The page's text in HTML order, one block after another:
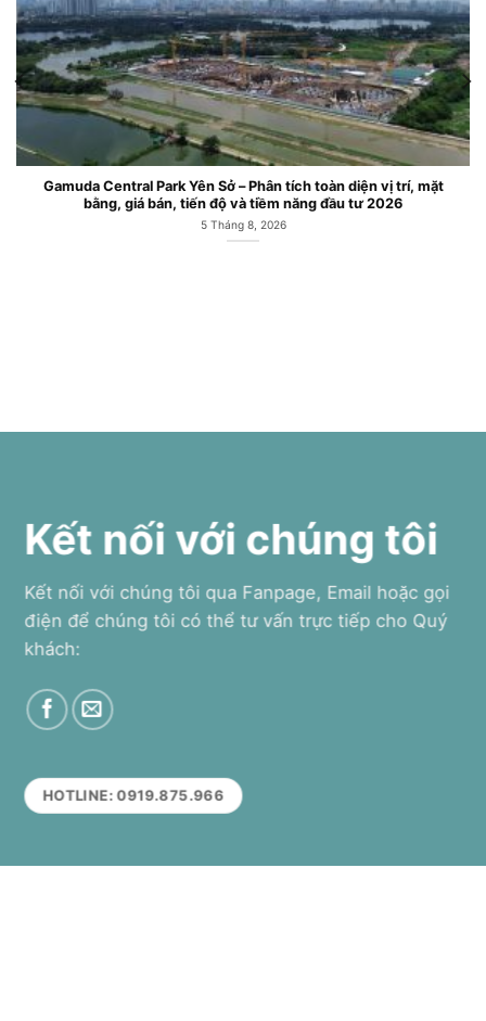
Gamuda Central Park Yên Sở – Phân tích toàn diện vị trí, mặt
bằng, giá bán, tiến độ và tiềm năng đầu tư 2026
5 Tháng 8, 2026
Kết nối với chúng tôi
Kết nối với chúng tôi qua Fanpage, Email hoặc gọi
điện để chúng tôi có thể tư vấn trực tiếp cho Quý
khách:
HOTLINE: 0919.875.966